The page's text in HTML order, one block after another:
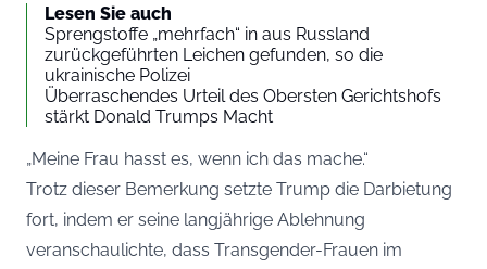
Lesen Sie auch
Sprengstoffe „mehrfach“ in aus Russland
zurückgeführten Leichen gefunden, so die
ukrainische Polizei
Überraschendes Urteil des Obersten Gerichtshofs
stärkt Donald Trumps Macht
„Meine Frau hasst es, wenn ich das mache.“
Trotz dieser Bemerkung setzte Trump die Darbietung
fort, indem er seine langjährige Ablehnung
veranschaulichte, dass Transgender-Frauen im